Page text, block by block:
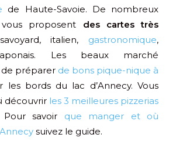
de Haute-Savoie. De nombreux
proposent des cartes très
italien, gastronomique,
Les beaux marché
préparer de bons pique-nique à
les bords du lac d’Annecy. Vous
découvrir les 3 meilleures pizzerias
savoir que manger et où
suivez le guide.